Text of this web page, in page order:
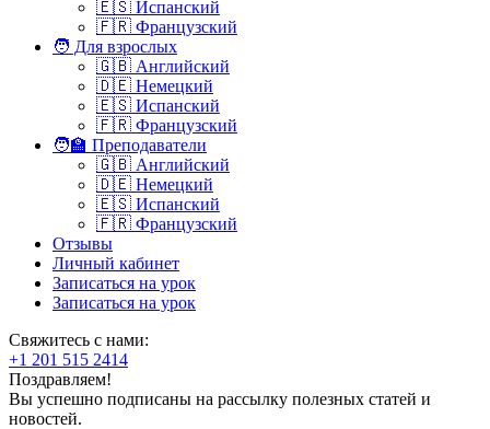
🇪🇸 Испанский
🇫🇷 Французский
🧑 Для взрослых
🇬🇧 Английский
🇩🇪 Немецкий
🇪🇸 Испанский
🇫🇷 Французский
🧑‍🏫 Преподаватели
🇬🇧 Английский
🇩🇪 Немецкий
🇪🇸 Испанский
🇫🇷 Французский
Отзывы
Личный кабинет
Записаться на урок
Записаться на урок
Свяжитесь с нами:
+1 201 515 2414
Поздравляем!
Вы успешно подписаны на рассылку полезных статей и
новостей.